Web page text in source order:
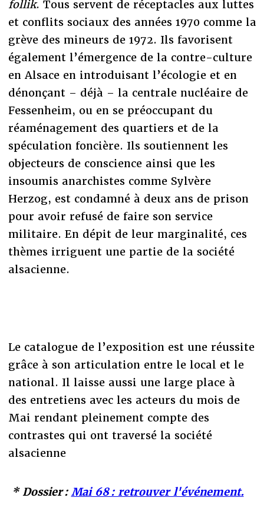
follik. Tous servent de réceptacles aux luttes
et conflits sociaux des années 1970 comme la
grève des mineurs de 1972. Ils favorisent
également l’émergence de la contre-culture
en Alsace en introduisant l’écologie et en
dénonçant – déjà – la centrale nucléaire de
Fessenheim, ou en se préoccupant du
réaménagement des quartiers et de la
spéculation foncière. Ils soutiennent les
objecteurs de conscience ainsi que les
insoumis anarchistes comme Sylvère
Herzog, est condamné à deux ans de prison
pour avoir refusé de faire son service
militaire. En dépit de leur marginalité, ces
thèmes irriguent une partie de la société
alsacienne.
Le catalogue de l’exposition est une réussite
grâce à son articulation entre le local et le
national. Il laisse aussi une large place à
des entretiens avec les acteurs du mois de
Mai rendant pleinement compte des
contrastes qui ont traversé la société
alsacienne
* Dossier : Mai 68 : retrouver l'événement.